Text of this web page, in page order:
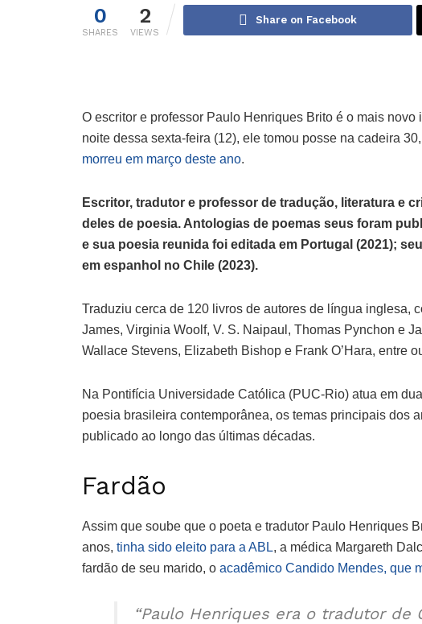
0
SHARES
2
VIEWS
Share on Facebook
O escritor e professor Paulo Henriques Brito é o mais
noite dessa sexta-feira (12), ele tomou posse na cadeira
morreu em março deste ano.
Escritor, tradutor e professor de tradução, literatura e
deles de poesia. Antologias de poemas seus foram
e sua poesia reunida foi editada em Portugal (2021);
em espanhol no Chile (2023).
Traduziu cerca de 120 livros de autores de língua inglesa,
James, Virginia Woolf, V. S. Naipaul, Thomas Pynchon e
Wallace Stevens, Elizabeth Bishop e Frank O’Hara, entre
Na Pontifícia Universidade Católica (PUC-Rio) atua em
poesia brasileira contemporânea, os temas principais dos
publicado ao longo das últimas décadas.
Fardão
Assim que soube que o poeta e tradutor Paulo Henriques
anos, tinha sido eleito para a ABL, a médica Margareth
fardão de seu marido, o acadêmico Candido Mendes, que
“Paulo Henriques era o tradutor de